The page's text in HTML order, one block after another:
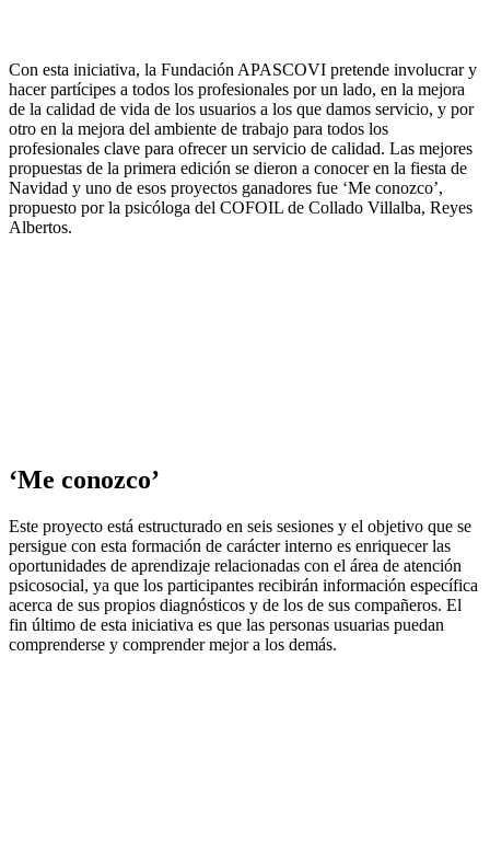
Con esta iniciativa, la Fundación APASCOVI pretende involucrar y
hacer partícipes a todos los profesionales por un lado, en la mejora
de la calidad de vida de los usuarios a los que damos servicio, y por
otro en la mejora del ambiente de trabajo para todos los
profesionales clave para ofrecer un servicio de calidad. Las mejores
propuestas de la primera edición se dieron a conocer en la fiesta de
Navidad y uno de esos proyectos ganadores fue ‘Me conozco’,
propuesto por la psicóloga del COFOIL de Collado Villalba, Reyes
Albertos.
‘Me conozco’
Este proyecto está estructurado en seis sesiones y el objetivo que se
persigue con esta formación de carácter interno es enriquecer las
oportunidades de aprendizaje relacionadas con el área de atención
psicosocial, ya que los participantes recibirán información específica
acerca de sus propios diagnósticos y de los de sus compañeros. El
fin último de esta iniciativa es que las personas usuarias puedan
comprenderse y comprender mejor a los demás.